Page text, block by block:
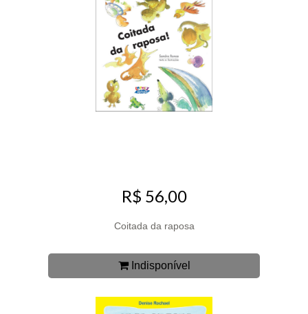
R$ 56,00
Coitada da raposa
Indisponível